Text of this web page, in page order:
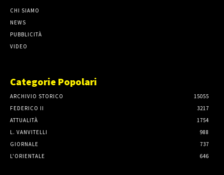
CHI SIAMO
NEWS
PUBBLICITÀ
VIDEO
Categorie Popolari
ARCHIVIO STORICO
15055
FEDERICO II
3217
ATTUALITÀ
1754
L. VANVITELLI
988
GIORNALE
737
L'ORIENTALE
646